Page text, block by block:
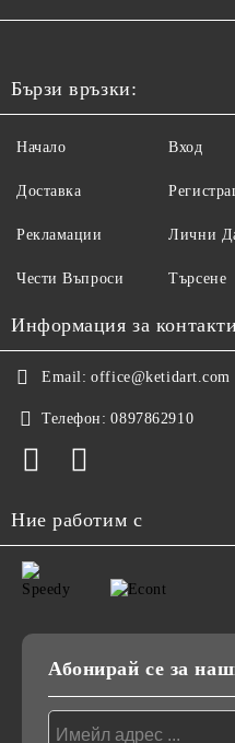
Бързи връзки:
Начало
Доставка
Рекламации
Чести Въпроси
Вход
Лични
Търсене
Информация за
Email: office@ketidart.com
Телефон: 0897862910
Ние работим с
Абонирай се за